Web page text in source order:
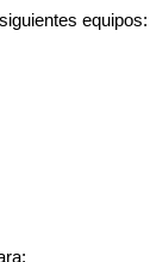
equipos: